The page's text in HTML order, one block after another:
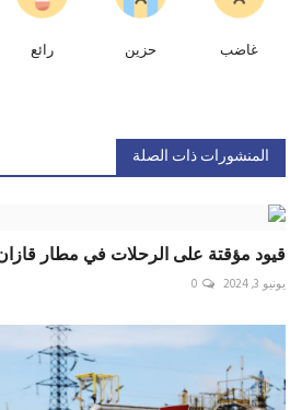
غاضب حزين رائع
المنشورات ذات الصلة
قيود مؤقتة على الرحلات في مطار
يونيو 3, 2024 0